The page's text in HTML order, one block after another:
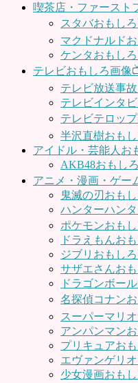
喫茶店・ファースト
スタバおもし
マクドナルド
ケンタおもし
テレビおもしろ画像
テレビ放送事
テレビインタ
テレビテロッ
半沢直樹おも
アイドル・芸能人お
AKB48おもし
アニメ・漫画・ゲー
鬼滅の刃おも
ハンターハン
ポケモンおもし
ドラえもんお
ジブリおもし
サザエさんお
ドラゴンボー
名探偵コナン
スーパーマリ
アンパンマン
プリキュアお
エヴァンゲリ
少女漫画おも